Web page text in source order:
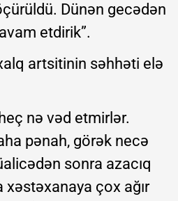
Dünən gecədən
etdirik”.
artsitinin səhhəti elə
nə vəd etmirlər.
pənah, görək necə
sonra azacıq
xəstəxanaya çox ağır